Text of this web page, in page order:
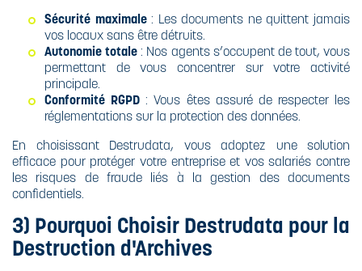
Sécurité maximale: Les documents ne quittent jamais
vos locaux sans être détruits.
Autonomie totale : Nos agents s’occupent de tout, vous
permettant de vous concentrer sur votre activité
principale.
Conformité RGPD : Vous êtes assuré de respecter les
réglementations sur la protection des données.
En choisissant Destrudata, vous adoptez une solution
efficace pour protéger votre entreprise et vos salariés contre
les risques de fraude liés à la gestion des documents
confidentiels.
3) Pourquoi Choisir Destrudata pour la
Destruction d'Archives